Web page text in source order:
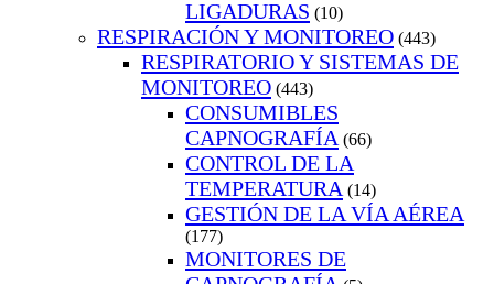
LIGADURAS (10)
RESPIRACIÓN Y MONITOREO (443)
RESPIRATORIO Y SISTEMAS DE
MONITOREO (443)
CONSUMIBLES
CAPNOGRAFÍA (66)
CONTROL DE LA
TEMPERATURA (14)
GESTIÓN DE LA VÍA AÉREA
(177)
MONITORES DE